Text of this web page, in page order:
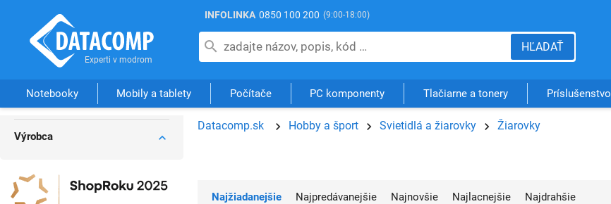
INFOLINKA 0850 100 200 (9:00-18:00)
HĽADAŤ
Notebooky Mobily a tablety Počítače PC komponenty Tlačiarne a tonery Príslušenstvo
Výrobca
Datacomp.sk Hobby a šport Svietidlá a žiarovky Žiarovky
Najžiadanejšie Najpredávanejšie Najnovšie Najlacnejšie Najdrahšie